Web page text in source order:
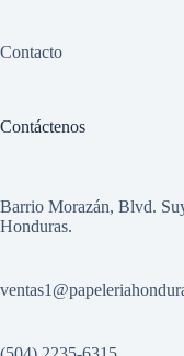
Contacto
Contáctenos
Barrio Morazán, Blvd.
Honduras.
ventas1